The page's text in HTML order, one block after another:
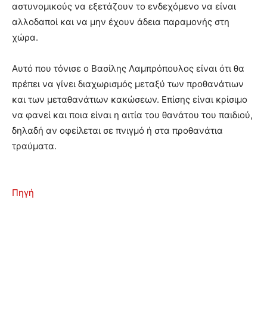
αστυνομικούς να εξετάζουν το ενδεχόμενο να είναι
αλλοδαποί και να μην έχουν άδεια παραμονής στη
χώρα.
Αυτό που τόνισε ο Βασίλης Λαμπρόπουλος είναι ότι θα
πρέπει να γίνει διαχωρισμός μεταξύ των προθανάτιων
και των μεταθανάτιων κακώσεων. Επίσης είναι κρίσιμο
να φανεί και ποια είναι η αιτία του θανάτου του παιδιού,
δηλαδή αν οφείλεται σε πνιγμό ή στα προθανάτια
τραύματα.
Πηγή